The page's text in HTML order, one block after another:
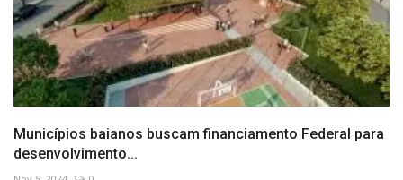
Municípios baianos buscam financiamento Federal para
desenvolvimento...